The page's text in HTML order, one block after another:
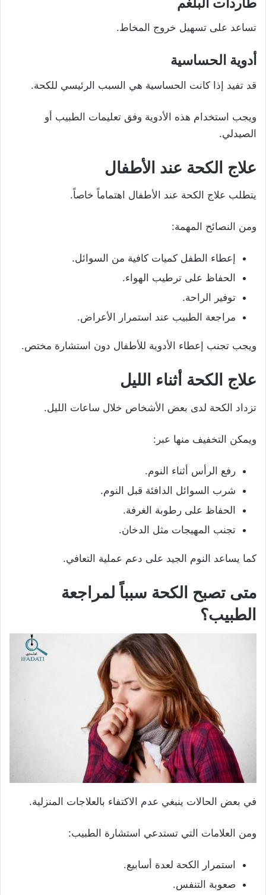
تساعد على تسهيل خروج المخاط.
أدوية الحساسية
قد تفيد إذا كانت الحساسية هي السبب الرئيسي للكحة.
ويجب استخدام هذه الأدوية وفق تعليمات الطبيب أو
الصيدلي.
علاج الكحة عند الأطفال
يتطلب علاج الكحة عند الأطفال اهتماماً خاصاً.
ومن النصائح المهمة:
إعطاء الطفل كميات كافية من السوائل.
الحفاظ على ترطيب الهواء.
توفير الراحة.
مراجعة الطبيب عند استمرار الأعراض.
ويجب تجنب إعطاء الأدوية للأطفال دون استشارة مختص.
علاج الكحة أثناء الليل
تزداد الكحة لدى بعض الأشخاص خلال ساعات الليل.
ويمكن التخفيف منها عبر:
رفع الرأس أثناء النوم.
شرب السوائل الدافئة قبل النوم.
الحفاظ على رطوبة الغرفة.
تجنب المهيجات مثل الدخان.
كما يساعد النوم الجيد على دعم عملية التعافي.
متى تصبح الكحة سبباً لمراجعة
الطبيب؟
في بعض الحالات ينبغي عدم الاكتفاء بالعلاجات المنزلية.
ومن العلامات التي تستدعي استشارة الطبيب:
استمرار الكحة لعدة أسابيع.
صعوبة التنفس.